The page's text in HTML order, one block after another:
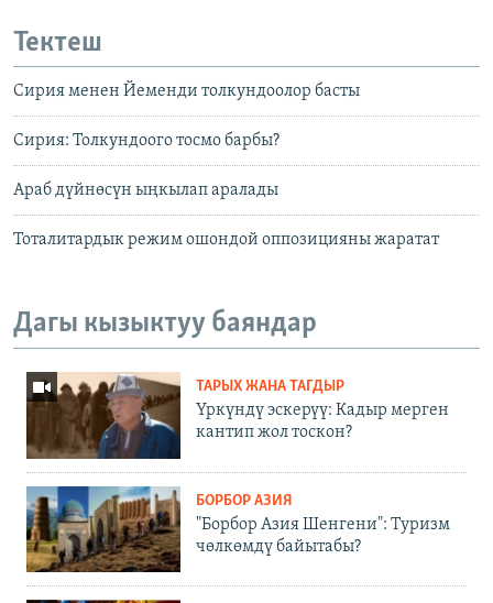
Тектеш
Сирия менен Йеменди толкундоолор басты
Сирия: Толкундоого тосмо барбы?
Араб дүйнөсүн ыңкылап аралады
Тоталитардык режим ошондой оппозицияны жаратат
Дагы кызыктуу баяндар
ТАРЫХ ЖАНА ТАГДЫР
Үркүндү эскерүү: Кадыр мерген
кантип жол тоскон?
БОРБОР АЗИЯ
"Борбор Азия Шенгени": Туризм
чөлкөмдү байытабы?